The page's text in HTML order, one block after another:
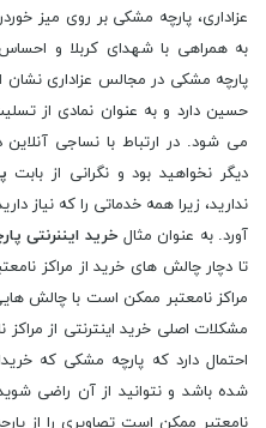
عزاداری، پارچه مشکی بر روی میز
به همراهی با شهدای کربلا و
پارچه مشکی در مجالس عزاداری نشان
حسین دارد و به عنوان نمادی از
می شود. در ارتباط با نساجی آنلاین
دیگر نخواهید بود و نگرانی از بابت
ندارید، زیرا همه خدماتی را که
آورد. به عنوان مثال خرید ایننرنتی
تا دچار چالش های خرید از مراکز
مراکز نامعتبر ممکن است با چالش
مشکلات اصلی خرید اینترنتی از
احتمال دارد که پارچه مشکی که
شده باشد و نتوانید از آن راضی
نامعتبر ممکن است تصاویری را از